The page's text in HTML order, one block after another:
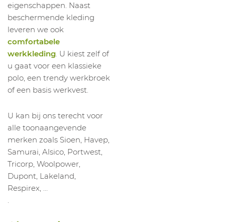
eigenschappen. Naast
beschermende kleding
leveren we ook
comfortabele
werkkleding. U kiest zelf of
u gaat voor een klassieke
polo, een trendy werkbroek
of een basis werkvest.
U kan bij ons terecht voor
alle toonaangevende
merken zoals Sioen, Havep,
Samurai, Alsico, Portwest,
Tricorp, Woolpower,
Dupont, Lakeland,
Respirex, …